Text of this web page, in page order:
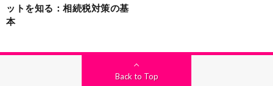
ットを知る：相続税対策の基
本
Back to Top